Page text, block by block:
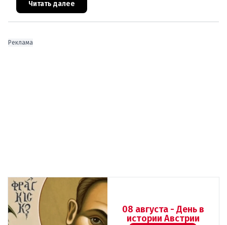
Полиция задержала двух п
Читать далее
Реклама
08 августа - День в
истории Австрии